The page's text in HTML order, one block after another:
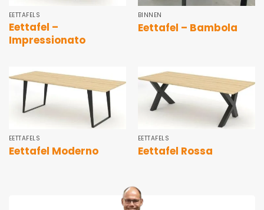
EETTAFELS
Eettafel –
Impressionato
BINNEN
Eettafel – Bambola
EETTAFELS
Eettafel Moderno
EETTAFELS
Eettafel Rossa